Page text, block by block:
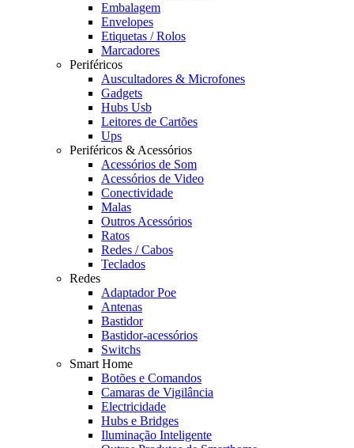
Embalagem
Envelopes
Etiquetas / Rolos
Marcadores
Periféricos
Auscultadores & Microfones
Gadgets
Hubs Usb
Leitores de Cartões
Ups
Periféricos & Acessórios
Acessórios de Som
Acessórios de Video
Conectividade
Malas
Outros Acessórios
Ratos
Redes / Cabos
Teclados
Redes
Adaptador Poe
Antenas
Bastidor
Bastidor-acessórios
Switchs
Smart Home
Botões e Comandos
Camaras de Vigilância
Electricidade
Hubs e Bridges
Iluminação Inteligente